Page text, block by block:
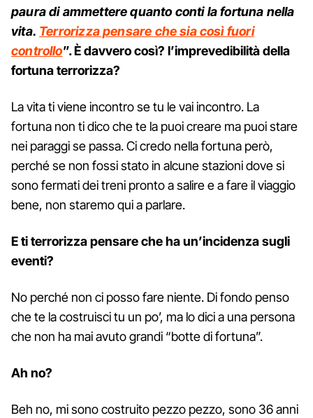
paura di ammettere quanto conti la fortuna nella
vita. Terrorizza pensare che sia così fuori
controllo”. È davvero così? l’imprevedibilità della
fortuna terrorizza?
La vita ti viene incontro se tu le vai incontro. La
fortuna non ti dico che te la puoi creare ma puoi stare
nei paraggi se passa. Ci credo nella fortuna però,
perché se non fossi stato in alcune stazioni dove si
sono fermati dei treni pronto a salire e a fare il viaggio
bene, non staremo qui a parlare.
E ti terrorizza pensare che ha un’incidenza sugli
eventi?
No perché non ci posso fare niente. Di fondo penso
che te la costruisci tu un po’, ma lo dici a una persona
che non ha mai avuto grandi “botte di fortuna”.
Ah no?
Beh no, mi sono costruito pezzo pezzo, sono 36 anni